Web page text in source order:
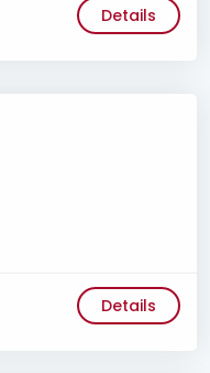
Details
Details